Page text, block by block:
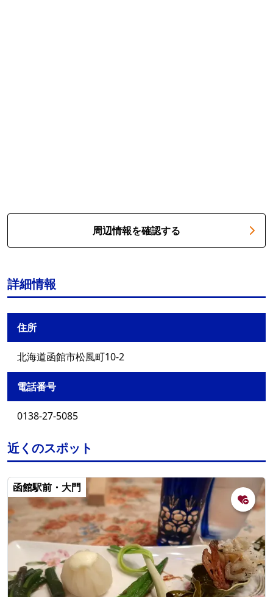
周辺情報を確認する
詳細情報
住所
北海道函館市松風町10-2
電話番号
0138-27-5085
近くのスポット
函館駅前・大門